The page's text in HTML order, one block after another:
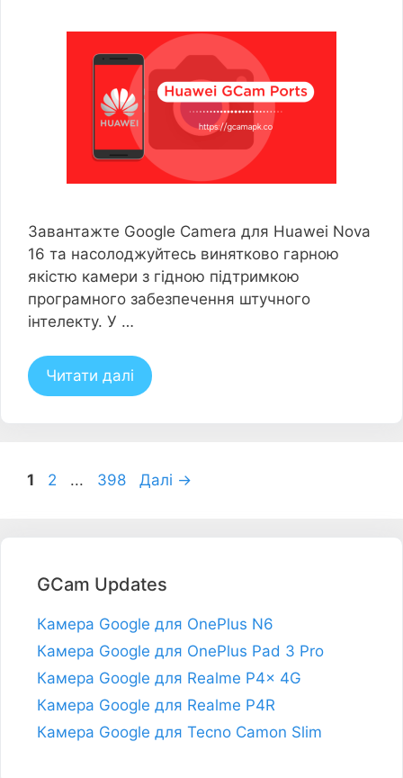
Завантажте Google Camera для Huawei Nova
16 та насолоджуйтесь винятково гарною
якістю камери з гідною підтримкою
програмного забезпечення штучного
інтелекту. У …
Читати далі
сторінка
1 сторінка
2 ... сторінка
398 Далі →
GCam Updates
Камера Google для OnePlus N6
Камера Google для OnePlus Pad 3 Pro
Камера Google для Realme P4x 4G
Камера Google для Realme P4R
Камера Google для Tecno Camon Slim